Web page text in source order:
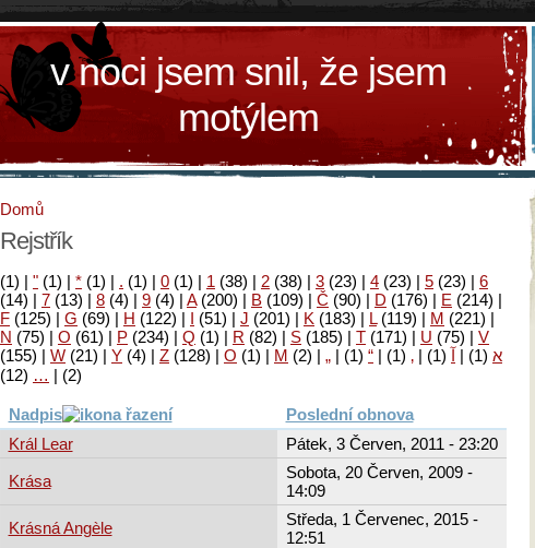
v noci jsem snil, že jsem
motýlem
Domů
Rejstřík
(1) | " (1) | * (1) | . (1) | 0 (1) | 1 (38) | 2 (38) | 3 (23) | 4 (23) | 5 (23) | 6
(14) | 7 (13) | 8 (4) | 9 (4) | A(200) | B (109) | Č (90) | D (176) | E (214) |
F (125) | G (69) | H (122) | I (51) | J (201) | K (183) | L(119) | M (221) |
N (75) | O (61) | P (234) | Q (1) | R (82) | S (185) | T (171) | U (75) | V
(155) | W (21) | Y (4) | Z (128) | Ο (1) | М (2) | א (1)
| آ (1)
|
‚
(1)
|
“
(1)
|
„
(2)
|
…
(12)
Nadpis
Poslední obnova
Král Lear
Pátek, 3 Červen, 2011 - 23:20
Krása
Sobota, 20 Červen, 2009 -
14:09
Krásná Angèle
Středa, 1 Červenec, 2015 -
12:51